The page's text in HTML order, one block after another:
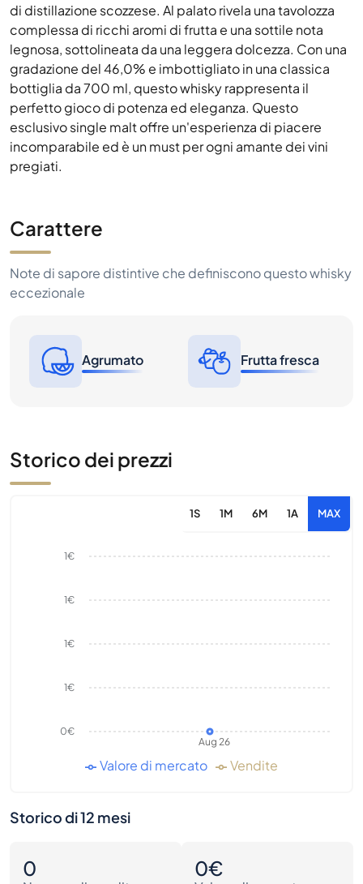
di distillazione scozzese. Al palato rivela una tavolozza
complessa di ricchi aromi di frutta e una sottile nota
legnosa, sottolineata da una leggera dolcezza. Con una
gradazione del 46,0% e imbottigliato in una classica
bottiglia da 700 ml, questo whisky rappresenta il
perfetto gioco di potenza ed eleganza. Questo
esclusivo single malt offre un'esperienza di piacere
incomparabile ed è un must per ogni amante dei vini
pregiati.
Carattere
Note di sapore distintive che definiscono questo whisky
eccezionale
Agrumato Frutta fresca
Storico dei prezzi
1S 1M 6M 1A MAX
Aug 26
0€
1€
1€
1€
1€
Valore di mercato Vendite
Storico di 12 mesi
0 0€